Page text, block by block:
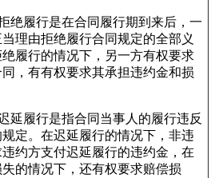
绝履行是在合同履行期到来后，一
理由拒绝履行合同规定的全部义
履行的情况下，另一方有权要求
，有有权要求其承担违约金和损
延履行是指合同当事人的履行违反
定。在迟延履行的情况下，非违
约方支付迟延履行的违约金，在
的情况下，还有权要求赔偿损